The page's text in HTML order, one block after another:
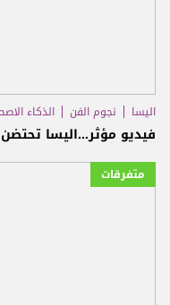
اليسا نجوم الفن الذكاء
فيديو مؤثر...اليسا
متفرقات